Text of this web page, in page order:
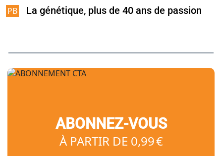
La génétique, plus de 40 ans de passion
ABONNEZ-VOUS
À PARTIR DE 0,99 €